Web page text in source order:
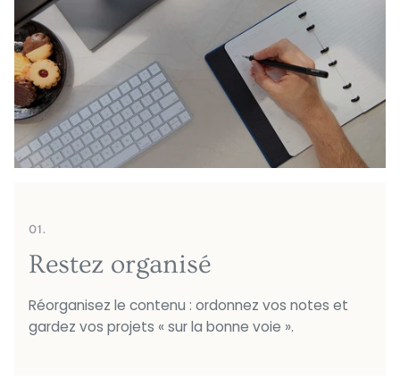
01.
Restez organisé
Réorganisez le contenu : ordonnez vos notes et
gardez vos projets « sur la bonne voie ».